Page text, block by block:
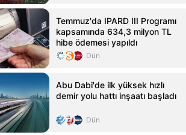
Temmuz'da IPARD III Programı
kapsamında 634,3 milyon TL
hibe ödemesi yapıldı
Dün
Abu Dabi'de ilk yüksek hızlı
demir yolu hattı inşaatı başladı
Dün